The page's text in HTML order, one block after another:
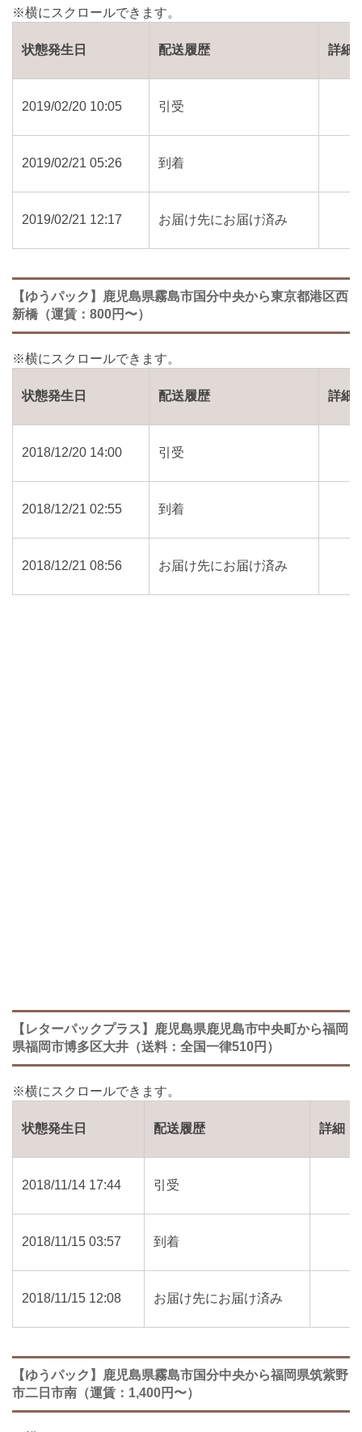
状態発生日 配送履歴 詳細
2019/02/20 10:05 引受
2019/02/21 05:26 到着
2019/02/21 12:17 お届け先にお届け済み
【ゆうパック】鹿児島県霧島市国分中央から東京都港区西
新橋（運賃：800円〜）
状態発生日 配送履歴 詳細
2018/12/20 14:00 引受
2018/12/21 02:55 到着
2018/12/21 08:56 お届け先にお届け済み
【レターパックプラス】鹿児島県鹿児島市中央町から福岡
県福岡市博多区大井（送料：全国一律510円）
状態発生日 配送履歴 詳細
2018/11/14 17:44 引受
2018/11/15 03:57 到着
2018/11/15 12:08 お届け先にお届け済み
【ゆうパック】鹿児島県霧島市国分中央から福岡県筑紫野
市二日市南（運賃：1,400円〜）